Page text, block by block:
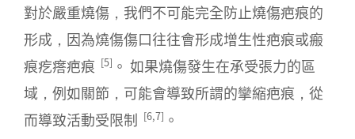
對於嚴重燒傷，我們不可能完全防止燒傷疤痕的
形成，因為燒傷傷口往往會形成增生性疤痕或瘢
痕疙瘩疤痕 [5] 。 如果燒傷發生在承受張力的區
域，例如關節，可能會導致所謂的攣縮疤痕，從
而導致活動受限制 [6,7] 。